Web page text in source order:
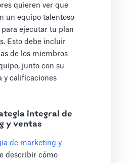
quieren ver que
un equipo talentoso
para ejecutar tu plan
Esto debe incluir
de los miembros
junto con su
y calificaciones
integral de
y ventas
de marketing y
describir cómo